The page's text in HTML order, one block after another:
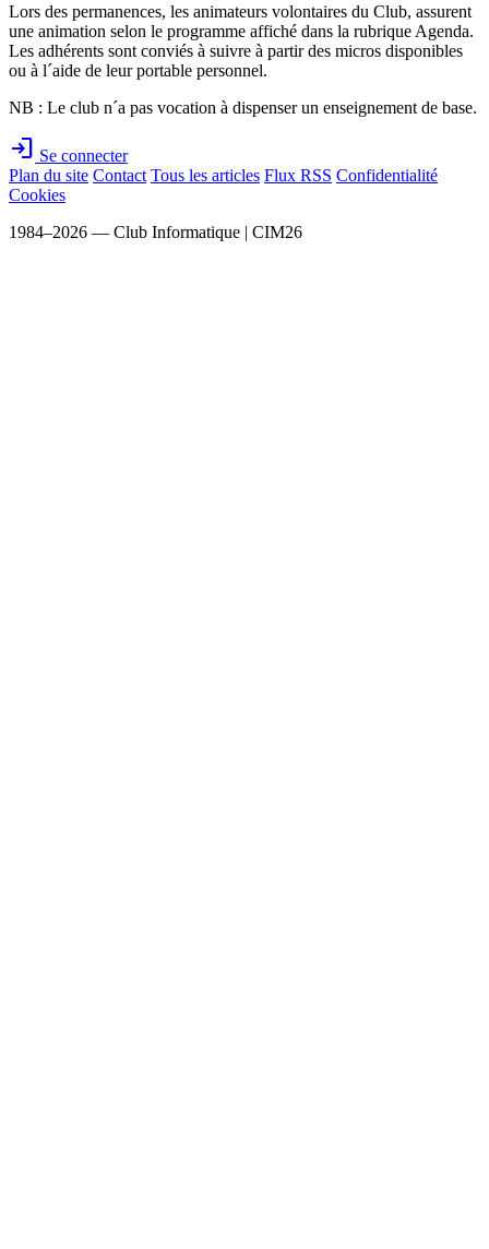
Lors des permanences, les animateurs volontaires du Club, assurent
une animation selon le programme affiché dans la rubrique Agenda.
Les adhérents sont conviés à suivre à partir des micros disponibles
ou à l´aide de leur portable personnel.
NB : Le club n´a pas vocation à dispenser un enseignement de base.
login Se connecter
Plan du site Contact Tous les articles Flux RSS Confidentialité
Cookies
1984–2026 — Club Informatique | CIM26